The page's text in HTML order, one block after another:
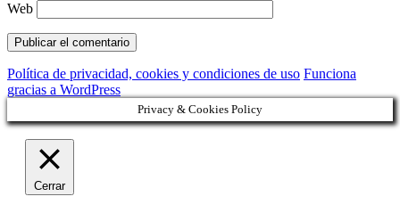
Web
Política de privacidad, cookies y condiciones de uso Funciona
gracias a WordPress
Privacy & Cookies Policy
Cerrar